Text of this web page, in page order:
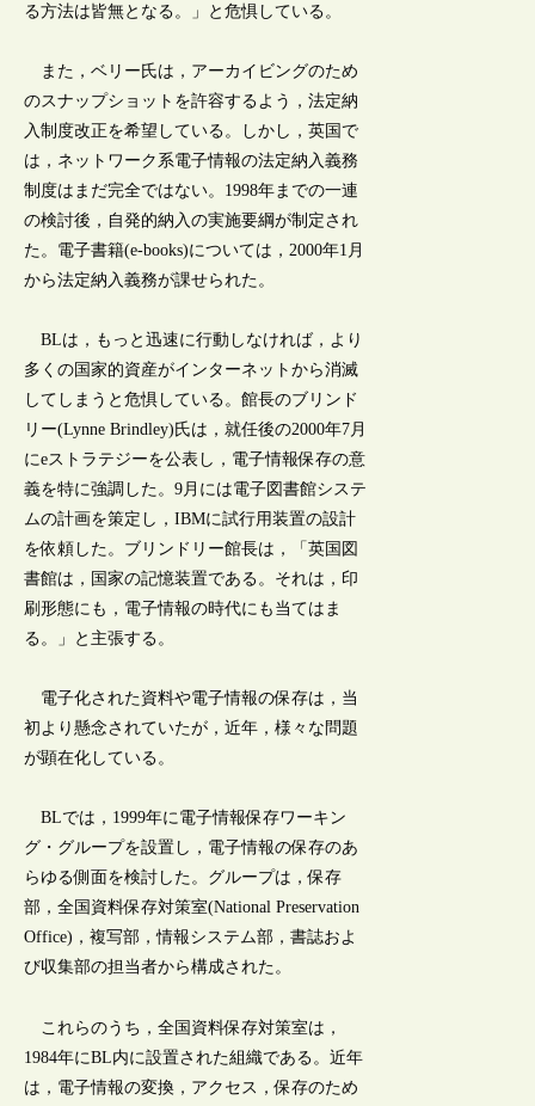
る方法は皆無となる。」と危惧している。
また，ベリー氏は，アーカイビングのため
のスナップショットを許容するよう，法定納
入制度改正を希望している。しかし，英国で
は，ネットワーク系電子情報の法定納入義務
制度はまだ完全ではない。1998年までの一連
の検討後，自発的納入の実施要綱が制定され
た。電子書籍(e-books)については，2000年1月
から法定納入義務が課せられた。
BLは，もっと迅速に行動しなければ，より
多くの国家的資産がインターネットから消滅
してしまうと危惧している。館長のブリンド
リー(Lynne Brindley)氏は，就任後の2000年7月
にeストラテジーを公表し，電子情報保存の意
義を特に強調した。9月には電子図書館システ
ムの計画を策定し，IBMに試行用装置の設計
を依頼した。ブリンドリー館長は，「英国図
書館は，国家の記憶装置である。それは，印
刷形態にも，電子情報の時代にも当てはま
る。」と主張する。
電子化された資料や電子情報の保存は，当
初より懸念されていたが，近年，様々な問題
が顕在化している。
BLでは，1999年に電子情報保存ワーキン
グ・グループを設置し，電子情報の保存のあ
らゆる側面を検討した。グループは，保存
部，全国資料保存対策室(National Preservation
Office)，複写部，情報システム部，書誌およ
び収集部の担当者から構成された。
これらのうち，全国資料保存対策室は，
1984年にBL内に設置された組織である。近年
は，電子情報の変換，アクセス，保存のため